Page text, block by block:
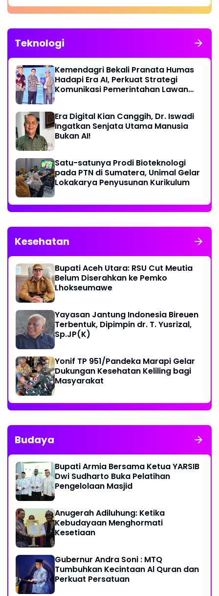
Teknologi
Kemendagri Bekali Pranata Humas
Hadapi Era AI, Perkuat Strategi
Komunikasi Pemerintahan Lawan
Era Digital Kian Canggih, Dr. Iswadi
Ingatkan Senjata Utama Manusia
Bukan AI!
Satu-satunya Prodi Bioteknologi
pada PTN di Sumatera, Unimal Gelar
Lokakarya Penyusunan Kurikulum
Kesehatan
Bupati Aceh Utara: RSU Cut Meutia
Belum Diserahkan ke Pemko
Lhokseumawe
Yayasan Jantung Indonesia Bireuen
Terbentuk, Dipimpin dr. T. Yusrizal,
Sp.JP(K)
Yonif TP 951/Pandeka Marapi Gelar
Dukungan Kesehatan Keliling bagi
Masyarakat
Budaya
Bupati Armia Bersama Ketua YARSIB
Dwi Sudharto Buka Pelatihan
Pengelolaan Masjid
Anugerah Adiluhung: Ketika
Kebudayaan Menghormati
Kesetiaan
Gubernur Andra Soni : MTQ
Tumbuhkan Kecintaan Al Quran dan
Perkuat Persatuan